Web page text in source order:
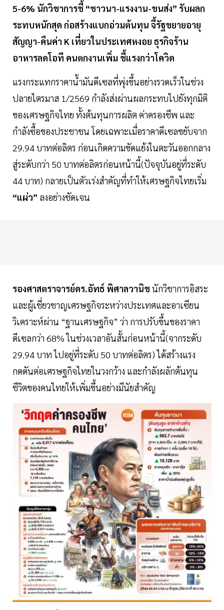
5-6% นักวิชาการชี้ “ชาวนา-แรงงาน-ขนส่ง” รับผลก
ระทบหนักสุด ก่อสร้างแบกอ่วมต้นทุน จี้รัฐขยายอายุ
สัญญา-คืนค่า K เที่ยวในประเทศหงอย ธุรกิจร้าน
อาหารลดโอที คนตกงานเพิ่ม ชี้แรงกว่าโควิด
แรงกระแทกราคาน้ำมันดีเซลที่พุ่งขึ้นอย่างรวดเร็วในช่วง
ปลายไตรมาส 1/2569 กำลังส่งผ่านผลกระทบไปยังทุกมิติ
ของเศรษฐกิจไทย ทั้งต้นทุนการผลิต ค่าครองชีพ และ
กำลังซื้อของประชาชน โดยเฉพาะเมื่อราคาดีเซลขยับจาก
29.94 บาทต่อลิตร ก่อนเกิดความขัดแย้งในตะวันออกกลาง
สู่ระดับกว่า 50 บาทต่อลิตรก่อนหน้านี้(ปัจจุบันอยู่ที่ระดับ
44 บาท) กลายเป็นตัวเร่งสำคัญที่ทำให้เศรษฐกิจไทยเริ่ม
“แผ่ว” ลงอย่างชัดเจน
รองศาสตราจารย์ดร.อัทธ์ พิศาลวานิชนักวิชาการอิสระ
และผู้เชี่ยวชาญเศรษฐกิจระหว่างประเทศและอาเซียน
วิเคราะห์ผ่าน “ฐานเศรษฐกิจ” ว่า การปรับขึ้นของราคา
ดีเซลกว่า 68% ในช่วงเวลาอันสั้นก่อนหน้านี้(จากระดับ
29.94 บาท ไปอยู่ที่ระดับ 50 บาทต่อลิตร) ได้สร้างแรง
กดดันต่อเศรษฐกิจไทยในวงกว้าง และกำลังผลักต้นทุน
ชีวิตของคนไทยให้เพิ่มขึ้นอย่างมีนัยสำคัญ